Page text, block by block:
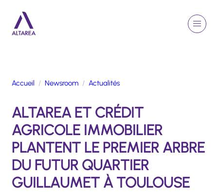
Menu
ACTIVITÉS
ENGAGEMENTS
TALENTS
FINANCE
NEWSROOM
Rechercher
Accueil Newsroom Actualités
ALTAREA ET CRÉDIT
AGRICOLE IMMOBILIER
PLANTENT LE PREMIER ARBRE
DU FUTUR QUARTIER
GUILLAUMET À TOULOUSE